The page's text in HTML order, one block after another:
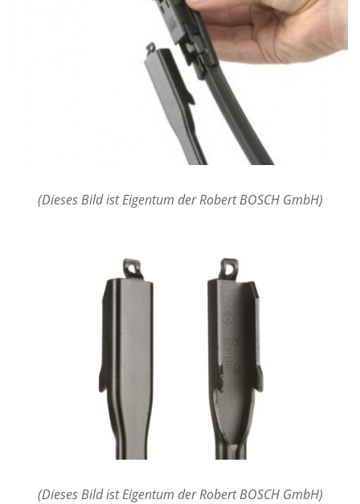
(Dieses Bild ist Eigentum der Robert BOSCH GmbH)
(Dieses Bild ist Eigentum der Robert BOSCH GmbH)